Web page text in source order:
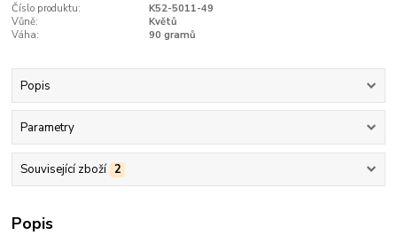
Číslo produktu:
K52-5011-49
Vůně:
Květů
Váha:
90 gramů
Popis
Parametry
Související zboží 2
Popis